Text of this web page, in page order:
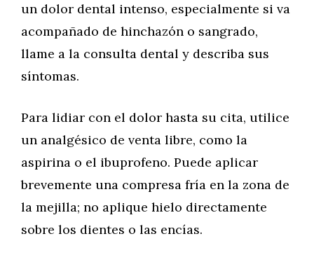
un dolor dental intenso, especialmente si va
acompañado de hinchazón o sangrado,
llame a la consulta dental y describa sus
síntomas.
Para lidiar con el dolor hasta su cita, utilice
un analgésico de venta libre, como la
aspirina o el ibuprofeno. Puede aplicar
brevemente una compresa fría en la zona de
la mejilla; no aplique hielo directamente
sobre los dientes o las encías.